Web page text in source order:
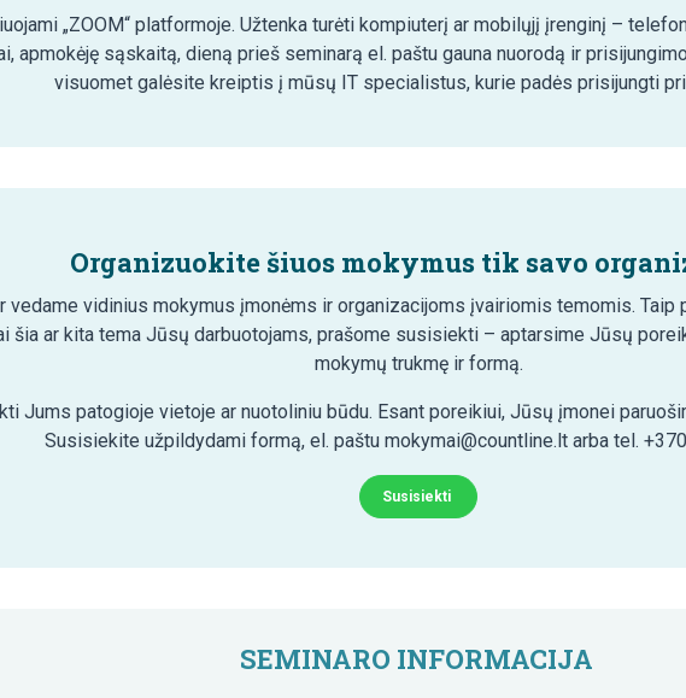
„ZOOM“ platformoje. Užtenka turėti kompiuterį ar mobilųjį įrenginį –
apmokėję sąskaitą, dieną prieš seminarą el. paštu gauna nuorodą ir
visuomet galėsite kreiptis į mūsų IT specialistus, kurie padės prisijungti
Organizuokite šiuos mokymus tik savo
vedame vidinius mokymus įmonėms ir organizacijoms įvairiomis temomis. Taip
šia ar kita tema Jūsų darbuotojams, prašome susisiekti – aptarsime Jūsų
mokymų trukmę ir formą.
Jums patogioje vietoje ar nuotoliniu būdu. Esant poreikiui, Jūsų įmonei
Susisiekite užpildydami formą, el. paštu mokymai@countline.lt arba tel.
Susisiekti
SEMINARO INFORMACIJA